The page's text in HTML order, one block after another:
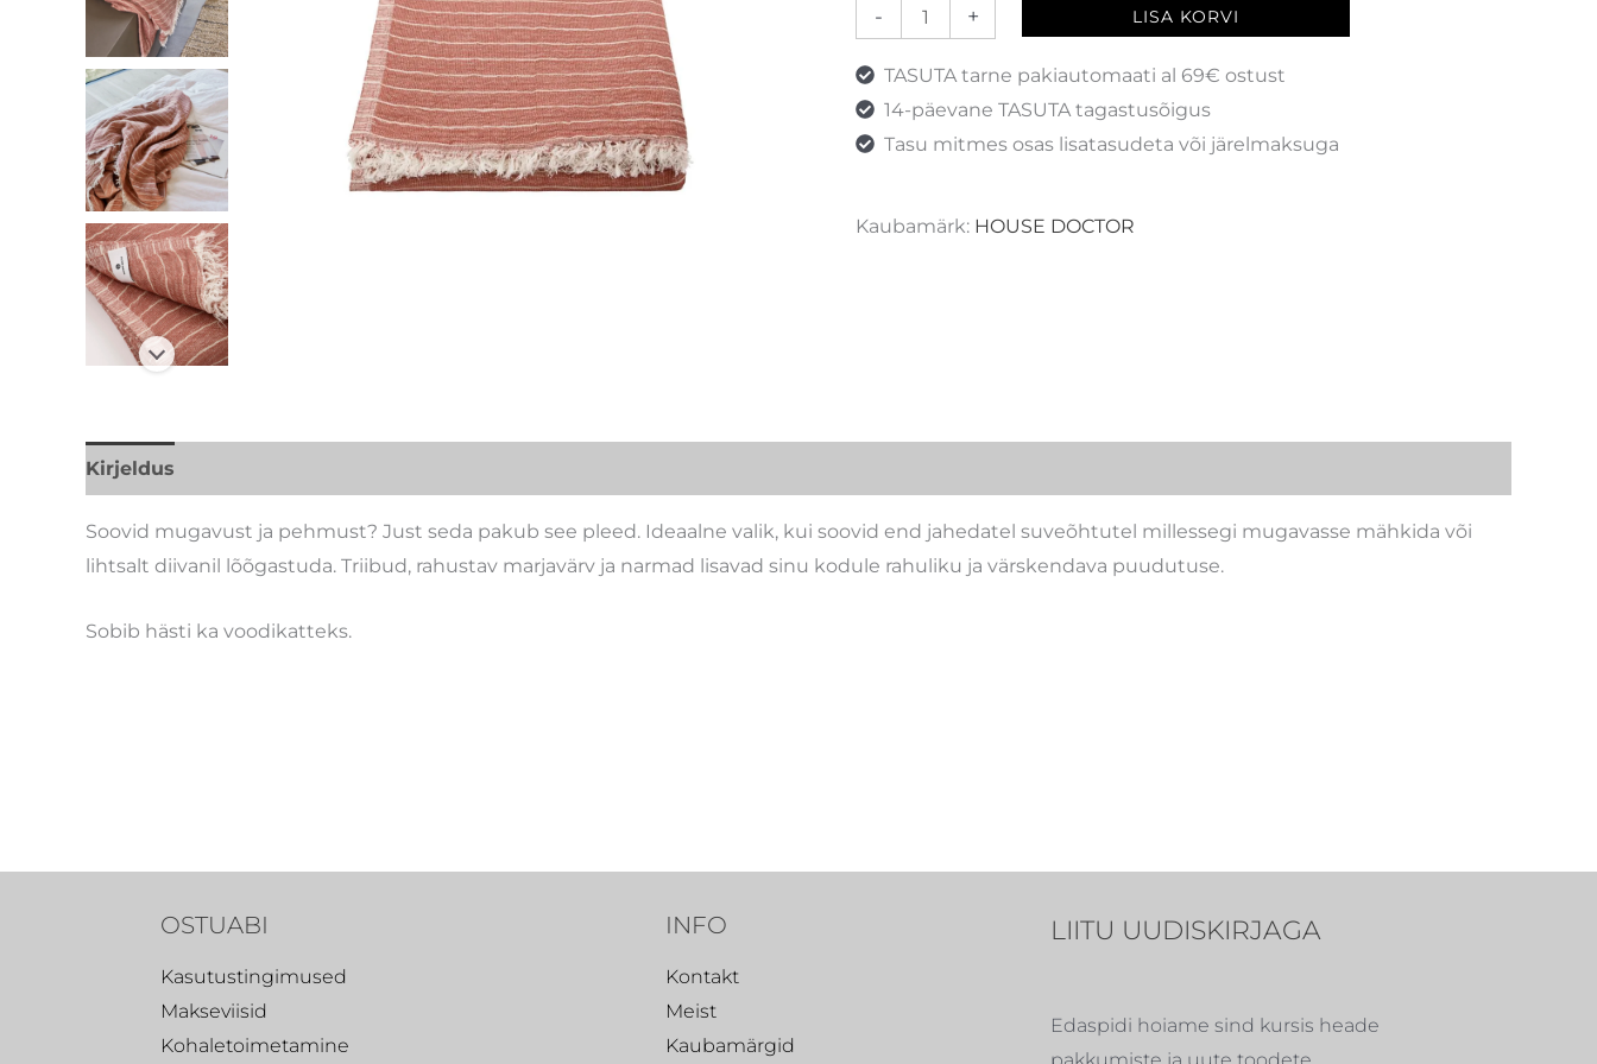
- + LISA KORVI
TASUTA tarne pakiautomaati al 69€ ostust
14-päevane TASUTA tagastusõigus
Tasu mitmes osas lisatasudeta või järelmaksuga
Kaubamärk: HOUSE DOCTOR
Kirjeldus
Soovid mugavust ja pehmust? Just seda pakub see pleed. Ideaalne valik, kui soovid end jahedatel suveõhtutel millessegi mugavasse mähkida või
lihtsalt diivanil lõõgastuda. Triibud, rahustav marjavärv ja narmad lisavad sinu kodule rahuliku ja värskendava puudutuse.
Sobib hästi ka voodikatteks.
OSTUABI
Kasutustingimused
Makseviisid
Kohaletoimetamine
INFO
Kontakt
Meist
Kaubamärgid
LIITU UUDISKIRJAGA
Edaspidi hoiame sind kursis heade